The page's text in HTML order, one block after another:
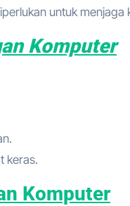
untuk menjaga
Komputer
keras.
Komputer